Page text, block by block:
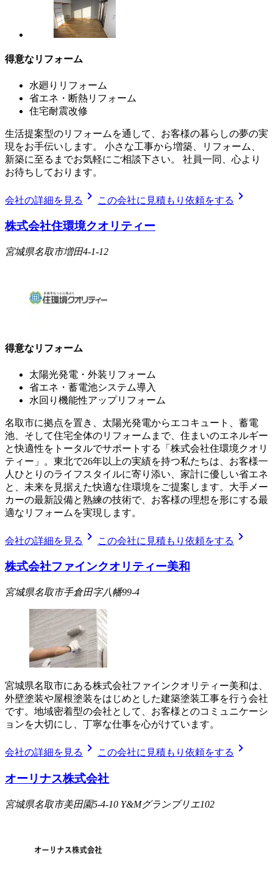
得意なリフォーム
水廻りリフォーム
省エネ・断熱リフォーム
住宅耐震改修
生活提案型のリフォームを通して、お客様の暮らしの夢の実
現をお手伝いします。 小さな工事から増築、リフォーム、
新築に至るまでお気軽にご相談下さい。 社員一同、心より
お待ちしております。
会社の詳細を見る chevron_right この会社に見積もり依頼をする chevron_right
株式会社住環境クオリティー
宮城県名取市増田4-1-12
得意なリフォーム
太陽光発電・外装リフォーム
省エネ・蓄電池システム導入
水回り機能性アップリフォーム
名取市に拠点を置き、太陽光発電からエコキュート、蓄電
池、そして住宅全体のリフォームまで、住まいのエネルギー
と快適性をトータルでサポートする「株式会社住環境クオリ
ティー」。東北で26年以上の実績を持つ私たちは、お客様一
人ひとりのライフスタイルに寄り添い、家計に優しい省エネ
と、未来を見据えた快適な住環境をご提案します。大手メー
カーの最新設備と熟練の技術で、お客様の理想を形にする最
適なリフォームを実現します。
会社の詳細を見る chevron_right この会社に見積もり依頼をする chevron_right
株式会社ファインクオリティー美和
宮城県名取市手倉田字八幡99-4
宮城県名取市にある株式会社ファインクオリティー美和は、
外壁塗装や屋根塗装をはじめとした建築塗装工事を行う会社
です。地域密着型の会社として、お客様とのコミュニケーシ
ョンを大切にし、丁寧な仕事を心がけています。
会社の詳細を見る chevron_right この会社に見積もり依頼をする chevron_right
オーリナス株式会社
宮城県名取市美田園5-4-10 Y&Mグランブリエ102